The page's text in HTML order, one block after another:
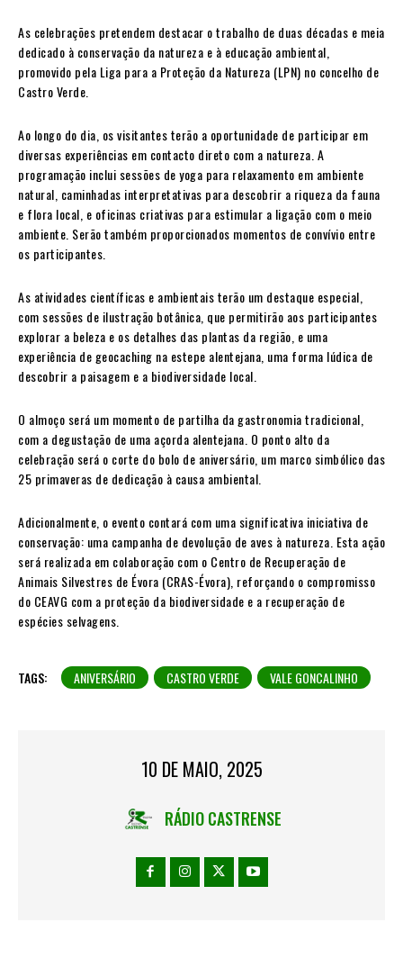
As celebrações pretendem destacar o trabalho de duas décadas e meia
dedicado à conservação da natureza e à educação ambiental,
promovido pela Liga para a Proteção da Natureza (LPN) no concelho de
Castro Verde.
Ao longo do dia, os visitantes terão a oportunidade de participar em
diversas experiências em contacto direto com a natureza. A
programação inclui sessões de yoga para relaxamento em ambiente
natural, caminhadas interpretativas para descobrir a riqueza da fauna
e flora local, e oficinas criativas para estimular a ligação com o meio
ambiente. Serão também proporcionados momentos de convívio entre
os participantes.
As atividades científicas e ambientais terão um destaque especial,
com sessões de ilustração botânica, que permitirão aos participantes
explorar a beleza e os detalhes das plantas da região, e uma
experiência de geocaching na estepe alentejana, uma forma lúdica de
descobrir a paisagem e a biodiversidade local.
O almoço será um momento de partilha da gastronomia tradicional,
com a degustação de uma açorda alentejana. O ponto alto da
celebração será o corte do bolo de aniversário, um marco simbólico das
25 primaveras de dedicação à causa ambiental.
Adicionalmente, o evento contará com uma significativa iniciativa de
conservação: uma campanha de devolução de aves à natureza. Esta ação
será realizada em colaboração com o Centro de Recuperação de
Animais Silvestres de Évora (CRAS-Évora), reforçando o compromisso
do CEAVG com a proteção da biodiversidade e a recuperação de
espécies selvagens.
TAGS: ANIVERSÁRIO CASTRO VERDE VALE GONCALINHO
10 DE MAIO, 2025
RÁDIO CASTRENSE